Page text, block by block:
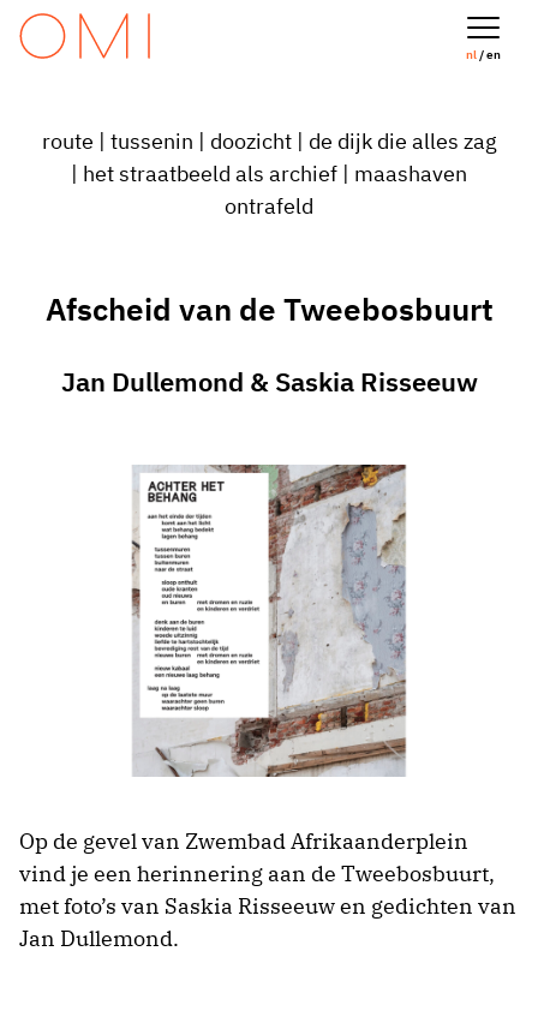
nl/ en
route | tussenin | doozicht | de dijk die alles zag
| het straatbeeld als archief | maashaven
ontrafeld
Afscheid van de Tweebosbuurt
Jan Dullemond & Saskia Risseeuw
Op de gevel van Zwembad Afrikaanderplein
vind je een herinnering aan de Tweebosbuurt,
met foto’s van Saskia Risseeuw en gedichten van
Jan Dullemond.